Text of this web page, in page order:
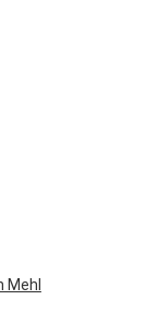
Mehl